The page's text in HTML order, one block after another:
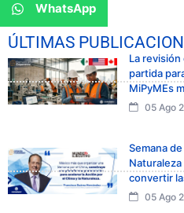
WhatsApp
ÚLTIMAS
La
partida
MiPyMEs
05 Ago
Semana
convertir
05 Ago